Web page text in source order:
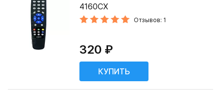
4160CX
Отзывов: 1
320 ₽